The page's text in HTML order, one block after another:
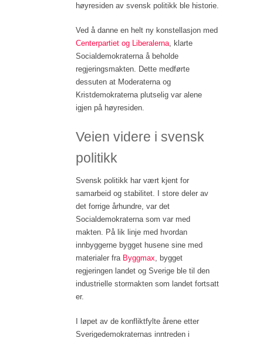
høyresiden av svensk politikk ble historie.
Ved å danne en helt ny konstellasjon med
Centerpartiet og Liberalerna , klarte
Socialdemokraterna å beholde
regjeringsmakten. Dette medførte
dessuten at Moderaterna og
Kristdemokraterna plutselig var alene
igjen på høyresiden.
Veien videre i svensk
politikk
Svensk politikk har vært kjent for
samarbeid og stabilitet. I store deler av
det forrige århundre, var det
Socialdemokraterna som var med
makten. På lik linje med hvordan
innbyggerne bygget husene sine med
materialer fra Byggmax , bygget
regjeringen landet og Sverige ble til den
industrielle stormakten som landet fortsatt
er.
I løpet av de konfliktfylte årene etter
Sverigedemokraternas inntreden i